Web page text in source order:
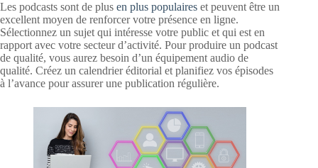
Les podcasts sont de plus en plus populaires et peuvent être un
excellent moyen de renforcer votre présence en ligne.
Sélectionnez un sujet qui intéresse votre public et qui est en
rapport avec votre secteur d’activité. Pour produire un podcast
de qualité, vous aurez besoin d’un équipement audio de
qualité. Créez un calendrier éditorial et planifiez vos épisodes
à l’avance pour assurer une publication régulière.